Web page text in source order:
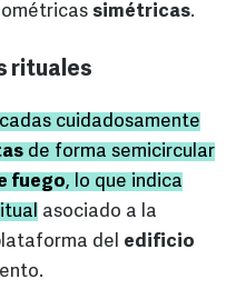
simétricas.
rituales
cuidadosamente
de forma semicircular
fuego, lo que indica
asociado a la
del edificio